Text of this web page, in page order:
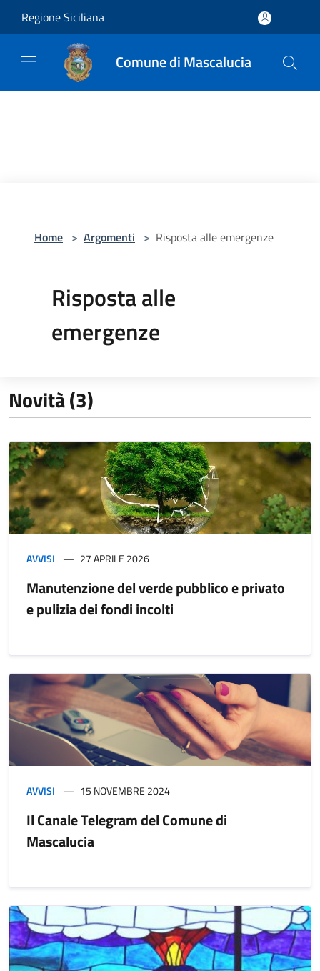
Regione Siciliana
Comune di Mascalucia
Home > Argomenti > Risposta alle emergenze
Risposta alle
emergenze
Novità (3)
AVVISI 27 APRILE 2026
Manutenzione del verde pubblico e privato
e pulizia dei fondi incolti
AVVISI 15 NOVEMBRE 2024
Il Canale Telegram del Comune di
Mascalucia